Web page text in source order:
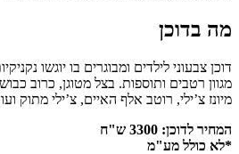
מה בדוכן
דוכן צבעוני לילדים ומבוגרים בו יוגשו
מגוון רטבים ותוספות. בצל מטוגן, כרוב
מיונז צ’ילי, רוטב אלף האיים, צ’ילי מתוק
המחיר לדוכן: 3300 ש"ח
*לא כולל מע"מ